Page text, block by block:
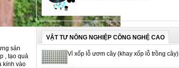
sản
, tạo quả
kính vào
VẬT TƯ NÔNG NGHIỆP CÔNG NGHỆ CAO
Vỉ xốp lỗ ươm cây (khay xốp lỗ trồng cây)